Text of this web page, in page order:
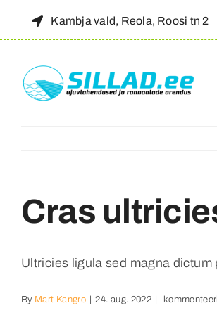
Kambja vald, Reola, Roosi tn 2
Cras
Ultricies ligula sed magna
By Mart Kangro 24. aug. 2022
Cras